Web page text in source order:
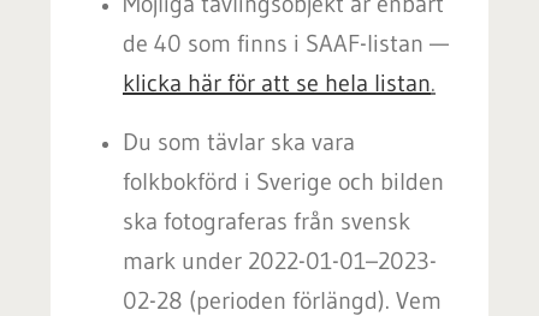
de 40 som finns i SAAF-listan —
klicka här för att se hela listan.
Du som tävlar ska vara
folkbokförd i Sverige och bilden
ska fotograferas från svensk
mark under 2022-01-01–2023-
02-28 (perioden förlängd). Vem